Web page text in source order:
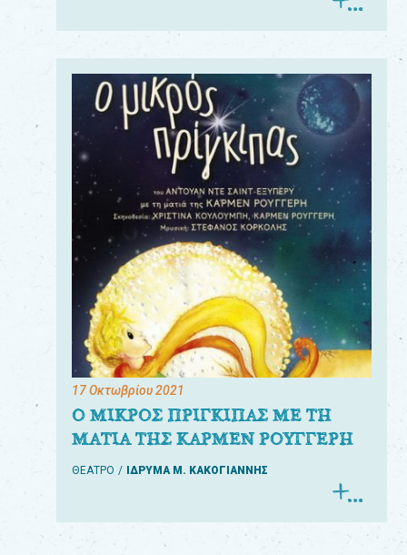
17 Οκτωβρίου 2021
Ο ΜΙΚΡΟΣ ΠΡΙΓΚΙΠΑΣ ΜΕ ΤΗ
ΜΑΤΙΑ ΤΗΣ ΚΑΡΜΕΝ ΡΟΥΓΓΕΡΗ
ΘΕΑΤΡΟ ΙΔΡΥΜΑ Μ. ΚΑΚΟΓΙΑΝΝΗΣ